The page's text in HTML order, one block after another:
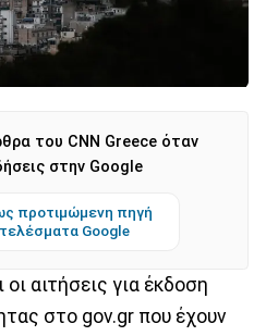
του CNN Greece όταν
στην Google
προτιμώμενη πηγή
Google
αιτήσεις για έκδοση
στο gov.gr που έχουν